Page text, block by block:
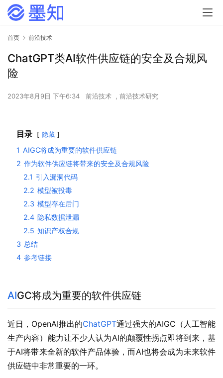
首页 前沿技术
ChatGPT类AI软件供应链的安全及合规风
险
2023年8月9日 下午6:34 前沿技术 , 前沿技术研究
目录 隐藏
1 AIGC将成为重要的软件供应链
2 作为软件供应链将带来的安全及合规风险
2.1 引入漏洞代码
2.2 模型被投毒
2.3 模型存在后门
2.4 隐私数据泄漏
2.5 知识产权合规
3 总结
4 参考链接
AIGC将成为重要的软件供应链
近日，OpenAI推出的ChatGPT通过强大的AIGC（人工智能
生产内容）能力让不少人认为AI的颠覆性拐点即将到来，基
于AI将带来全新的软件产品体验，而AI也将会成为未来软件
供应链中非常重要的一环。